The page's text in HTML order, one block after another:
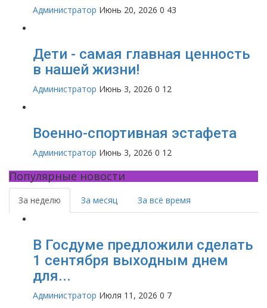
Администратор Июнь 20, 2026 0 43
Дети - самая главная ценность
в нашей жизни!
Администратор Июнь 3, 2026 0 12
Военно-спортивная эстафета
Администратор Июнь 3, 2026 0 12
Популярные новости
За неделю За месяц За всё время
В Госдуме предложили сделать
1 сентября выходным днем
для...
Администратор Июля 11, 2026 0 7